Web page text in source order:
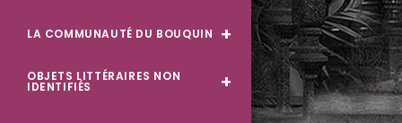
LA COMMUNAUTÉ DU BOUQUIN
OBJETS LITTÉRAIRES NON
IDENTIFIÉS